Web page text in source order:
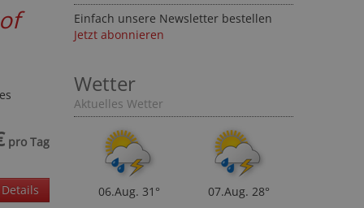
pro Tag
Details
Einfach unsere Newsletter bestellen
Jetzt abonnieren
Wetter
Aktuelles Wetter
06.Aug. 31° 07.Aug. 28°